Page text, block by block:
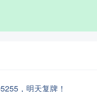
，明天复牌！